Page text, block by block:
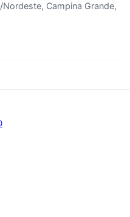
Campina Grande,